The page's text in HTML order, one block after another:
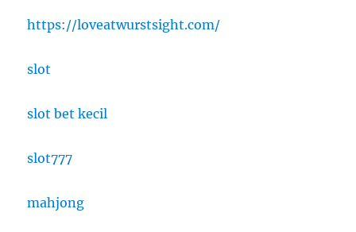
https://loveatwurstsight.com/
slot
slot bet kecil
slot777
mahjong